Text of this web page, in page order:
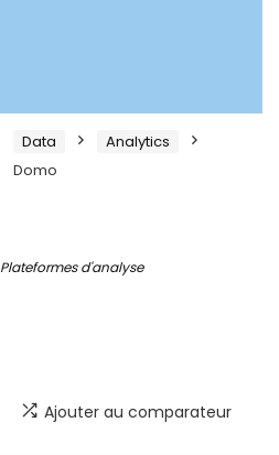
Data
Analytics
Domo
Plateformes d'analyse
Ajouter au comparateur